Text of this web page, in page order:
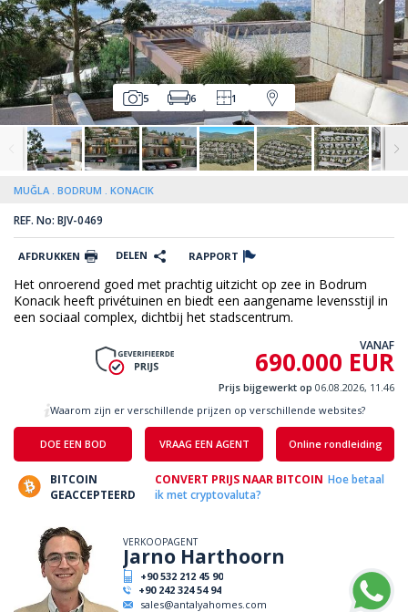
5 6 1
MUĞLA BODRUM KONACIK
REF. No: BJV-0469
AFDRUKKEN DELEN RAPPORT
Het onroerend goed met prachtig uitzicht op zee in Bodrum
Konacık heeft privétuinen en biedt een aangename levensstijl in
een sociaal complex, dichtbij het stadscentrum.
VANAF
690.000 EUR
Prijs bijgewerkt op 06.08.2026, 11.46
DOE EEN BOD VRAAG EEN AGENT Online rondleiding
Waarom zijn er verschillende prijzen op verschillende websites?
BITCOIN
GEACCEPTEERD
CONVERT PRIJS NAAR BITCOIN Hoe betaal
ik met cryptovaluta?
VERKOOPAGENT
Jarno Harthoorn
+90 532 212 45 90
+90 242 324 54 94
sales@antalyahomes.com